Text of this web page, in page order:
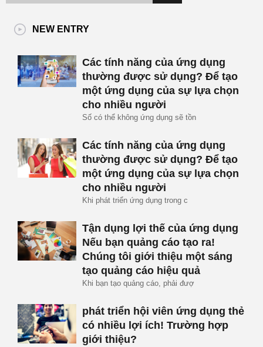
NEW ENTRY
Các tính năng của ứng dụng
thường được sử dụng? Để tạo
một ứng dụng của sự lựa chọn
cho nhiều người
Số có thể không ứng dụng sẽ tồn
Các tính năng của ứng dụng
thường được sử dụng? Để tạo
một ứng dụng của sự lựa chọn
cho nhiều người
Khi phát triển ứng dụng trong c
Tận dụng lợi thế của ứng dụng
Nếu bạn quảng cáo tạo ra!
Chúng tôi giới thiệu một sáng
tạo quảng cáo hiệu quả
Khi bạn tạo quảng cáo, phải đượ
phát triển hội viên ứng dụng thẻ
có nhiều lợi ích! Trường hợp
giới thiệu?